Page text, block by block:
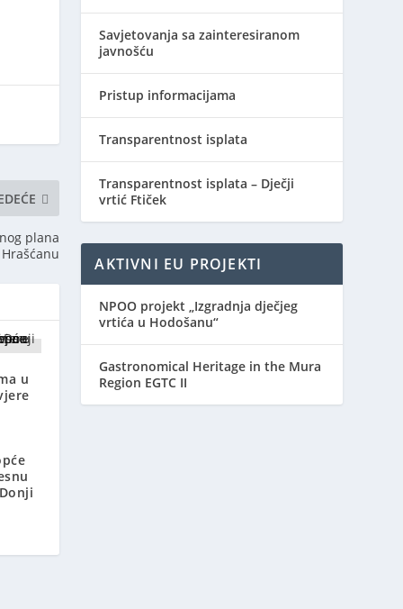
plana
u
Savjetovanja sa zainteresiranom
javnošću
Pristup informacijama
Transparentnost isplata
Transparentnost isplata – Dječji
vrtić Ftiček
AKTIVNI EU PROJEKTI
NPOO projekt „Izgradnja dječjeg
vrtića u Hodošanu“
Gastronomical Heritage in the Mura
Region EGTC II